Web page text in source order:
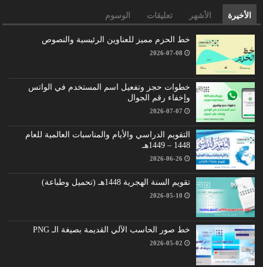
الأخيرة الأشهر تعليقات الوسوم
خط الحزم مميز للعناوين الرئيسية والنصوص
2026-07-08
خطوات حجز وتفعيل اسم المستخدم في الواتس
وإخفاء رقم الجوال
2026-07-07
التقويم الدراسي والأيام والمناسبات العالمية للعام
1448 – 1449هـ
2026-06-26
تقويم السنة الهجرية 1448هـ (تحميل وطباعة)
2026-05-10
خط صور الحاسب الآلي القديمة بصيغة الـ PNG
2026-05-02